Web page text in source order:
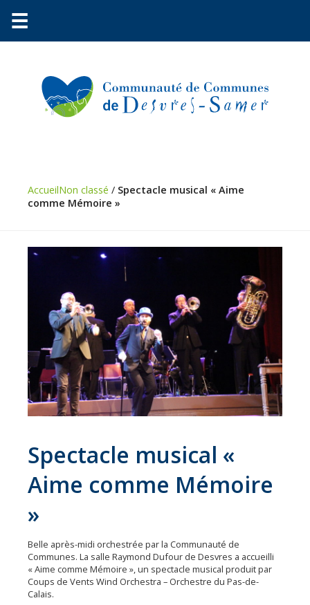
Environnement
Urbanisme
pratique
Économie
Les
31
communes
Actualités
Office
Tourisme
Mobilité
d'emploi
☰
AccueilNon classé / Spectacle musical « Aime
comme Mémoire »
Spectacle musical «
Aime comme Mémoire
»
Belle après-midi orchestrée par la Communauté de
Communes. La salle Raymond Dufour de Desvres a accueilli
« Aime comme Mémoire », un spectacle musical produit par
Coups de Vents Wind Orchestra – Orchestre du Pas-de-
Calais.